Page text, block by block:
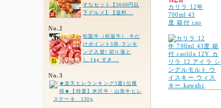
カリラ 12年
700ml 43
度 箱付 cao
すなセット【3000円以
下グルメ】【送料...
No.2
松阪牛（松坂牛） 今だ
けポイント5倍 ランキ
ング入賞! 切り落と
し 1kg すき...
No.3
★楽天ヒレランキング3週1位獲
得★【特選】米沢牛・山形牛ヒレ
ステーキ 130g